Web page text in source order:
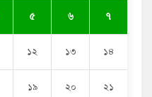
৫ ৬ ৭
১২ ১৩ ১৪
১৯ ২০ ২১